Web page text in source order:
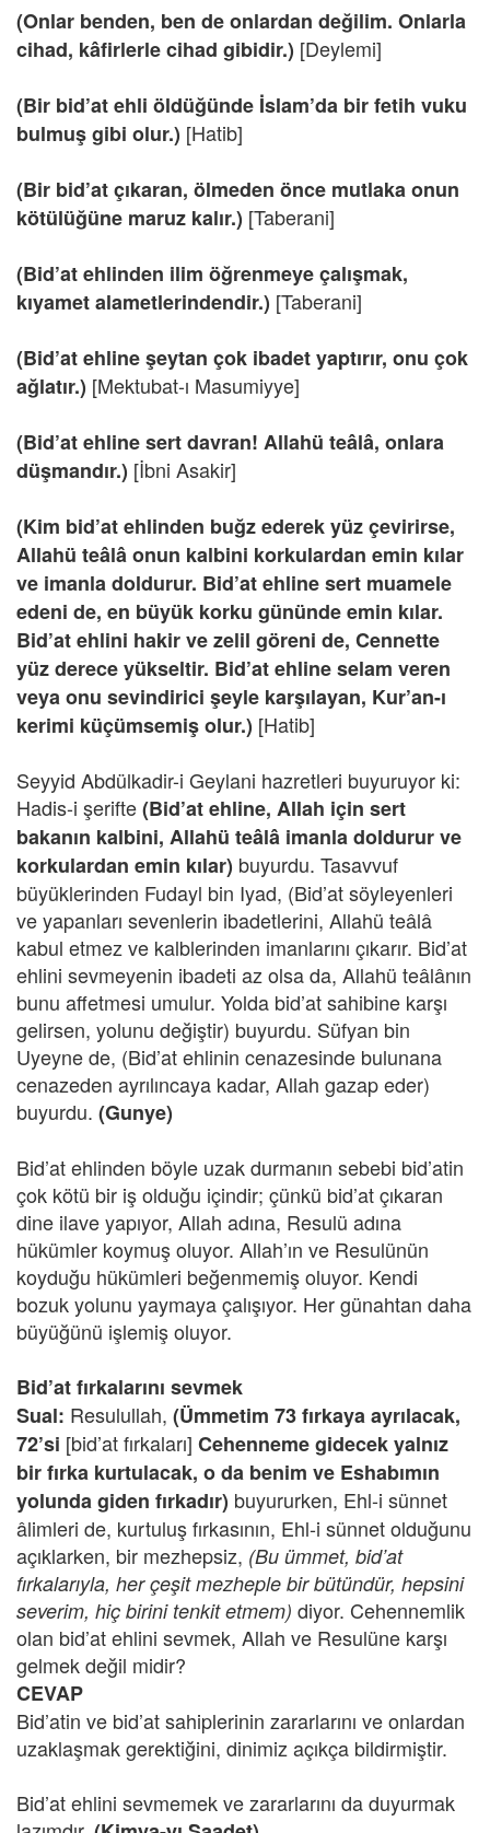
(Onlar benden, ben de onlardan değilim. Onlarla
cihad, kâfirlerle cihad gibidir.) [Deylemi]
(Bir bid’at ehli öldüğünde İslam’da bir fetih vuku
bulmuş gibi olur.) [Hatib]
(Bir bid’at çıkaran, ölmeden önce mutlaka onun
kötülüğüne maruz kalır.) [Taberani]
(Bid’at ehlinden ilim öğrenmeye çalışmak,
kıyamet alametlerindendir.) [Taberani]
(Bid’at ehline şeytan çok ibadet yaptırır, onu çok
ağlatır.) [Mektubat-ı Masumiyye]
(Bid’at ehline sert davran! Allahü teâlâ, onlara
düşmandır.) [İbni Asakir]
(Kim bid’at ehlinden buğz ederek yüz çevirirse,
Allahü teâlâ onun kalbini korkulardan emin kılar
ve imanla doldurur. Bid’at ehline sert muamele
edeni de, en büyük korku gününde emin kılar.
Bid’at ehlini hakir ve zelil göreni de, Cennette
yüz derece yükseltir. Bid’at ehline selam veren
veya onu sevindirici şeyle karşılayan, Kur’an-ı
kerimi küçümsemiş olur.) [Hatib]
Seyyid Abdülkadir-i Geylani hazretleri buyuruyor ki:
Hadis-i şerifte(Bid’at ehline, Allah için sert
bakanın kalbini, Allahü teâlâ imanla doldurur ve
korkulardan emin kılar) buyurdu. Tasavvuf
büyüklerinden Fudayl bin Iyad, (Bid’at söyleyenleri
ve yapanları sevenlerin ibadetlerini, Allahü teâlâ
kabul etmez ve kalblerinden imanlarını çıkarır. Bid’at
ehlini sevmeyenin ibadeti az olsa da, Allahü teâlânın
bunu affetmesi umulur. Yolda bid’at sahibine karşı
gelirsen, yolunu değiştir) buyurdu. Süfyan bin
Uyeyne de, (Bid’at ehlinin cenazesinde bulunana
cenazeden ayrılıncaya kadar, Allah gazap eder)
buyurdu. (Gunye)
Bid’at ehlinden böyle uzak durmanın sebebi bid’atin
çok kötü bir iş olduğu içindir; çünkü bid’at çıkaran
dine ilave yapıyor, Allah adına, Resulü adına
hükümler koymuş oluyor. Allah’ın ve Resulünün
koyduğu hükümleri beğenmemiş oluyor. Kendi
bozuk yolunu yaymaya çalışıyor. Her günahtan daha
büyüğünü işlemiş oluyor.
Bid’at fırkalarını sevmek
Sual: Resulullah, (Ümmetim 73 fırkaya ayrılacak,
72’si [bid’at fırkaları] Cehenneme gidecek yalnız
bir fırka kurtulacak, o da benim ve Eshabımın
yolunda giden fırkadır) buyururken, Ehl-i sünnet
âlimleri de, kurtuluş fırkasının, Ehl-i sünnet olduğunu
açıklarken, bir mezhepsiz, (Bu ümmet, bid’at
fırkalarıyla, her çeşit mezheple bir bütündür, hepsini
severim, hiç birini tenkit etmem) diyor. Cehennemlik
olan bid’at ehlini sevmek, Allah ve Resulüne karşı
gelmek değil midir?
CEVAP
Bid’atin ve bid’at sahiplerinin zararlarını ve onlardan
uzaklaşmak gerektiğini, dinimiz açıkça bildirmiştir.
Bid’at ehlini sevmemek ve zararlarını da duyurmak